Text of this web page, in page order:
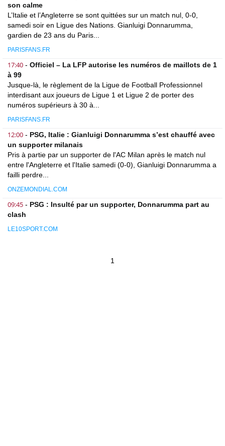
son calme
L’Italie et l’Angleterre se sont quittées sur un match nul, 0-0,
samedi soir en Ligue des Nations. Gianluigi Donnarumma,
gardien de 23 ans du Paris...
PARISFANS.FR
17:40 - Officiel – La LFP autorise les numéros de maillots de 1
à 99
Jusque-là, le règlement de la Ligue de Football Professionnel
interdisant aux joueurs de Ligue 1 et Ligue 2 de porter des
numéros supérieurs à 30 à...
PARISFANS.FR
12:00 - PSG, Italie : Gianluigi Donnarumma s’est chauffé avec
un supporter milanais
Pris à partie par un supporter de l'AC Milan après le match nul
entre l'Angleterre et l'Italie samedi (0-0), Gianluigi Donnarumma a
failli perdre...
ONZEMONDIAL.COM
09:45 - PSG : Insulté par un supporter, Donnarumma part au
clash
LE10SPORT.COM
1